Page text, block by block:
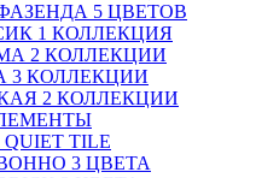
5 ЦВЕТОВ
1 КОЛЛЕКЦИЯ
2 КОЛЛЕКЦИИ
3 КОЛЛЕКЦИИ
2 КОЛЛЕКЦИИ
TILE
3 ЦВЕТА